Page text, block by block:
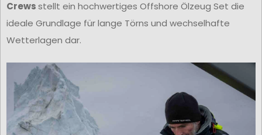
Crewsstellt ein hochwertiges Offshore Ölzeug Set die
ideale Grundlage für lange Törns und wechselhafte
Wetterlagen dar.